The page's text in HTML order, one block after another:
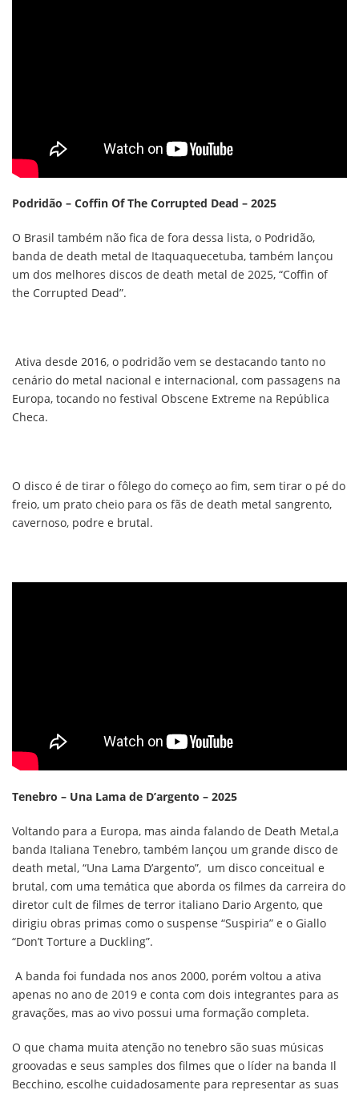
Podridão – Coffin Of The Corrupted Dead – 2025
O Brasil também não fica de fora dessa lista, o Podridão,
banda de death metal de Itaquaquecetuba, também lançou
um dos melhores discos de death metal de 2025, “Coffin of
the Corrupted Dead”.
Ativa desde 2016, o podridão vem se destacando tanto no
cenário do metal nacional e internacional, com passagens na
Europa, tocando no festival Obscene Extreme na República
Checa.
O disco é de tirar o fôlego do começo ao fim, sem tirar o pé do
freio, um prato cheio para os fãs de death metal sangrento,
cavernoso, podre e brutal.
Tenebro – Una Lama de D’argento – 2025
Voltando para a Europa, mas ainda falando de Death Metal,a
banda Italiana Tenebro, também lançou um grande disco de
death metal, “Una Lama D’argento”, um disco conceitual e
brutal, com uma temática que aborda os filmes da carreira do
diretor cult de filmes de terror italiano Dario Argento, que
dirigiu obras primas como o suspense “Suspiria” e o Giallo
“Don’t Torture a Duckling”.
A banda foi fundada nos anos 2000, porém voltou a ativa
apenas no ano de 2019 e conta com dois integrantes para as
gravações, mas ao vivo possui uma formação completa.
O que chama muita atenção no tenebro são suas músicas
groovadas e seus samples dos filmes que o líder na banda Il
Becchino, escolhe cuidadosamente para representar as suas